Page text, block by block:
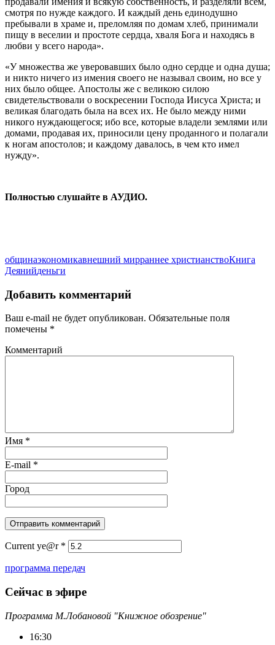
смотря по нужде каждого. И каждый день единодушно
пребывали в храме и, преломляя по домам хлеб, принимали
пищу в веселии и простоте сердца, хваля Бога и находясь в
любви у всего народа».
«У множества же уверовавших было одно сердце и одна душа;
и никто ничего из имения своего не называл своим, но все у
них было общее. Апостолы же с великою силою
свидетельствовали о воскресении Господа Иисуса Христа; и
великая благодать была на всех их. Не было между ними
никого нуждающегося; ибо все, которые владели землями или
домами, продавая их, приносили цену проданного и полагали
к ногам апостолов; и каждому давалось, в чем кто имел
нужду».
Полностью слушайте в АУДИО.
общинаэкономикавнешний мирраннее христианствоКнига
Деянийденьги
Добавить комментарий
Ваш e-mail не будет опубликован. Обязательные поля
помечены *
Комментарий
Имя *
E-mail *
Город
Current ye@r *
программа передач
Сейчас в эфире
Программа М.Лобановой "Книжное обозрение"
16:30